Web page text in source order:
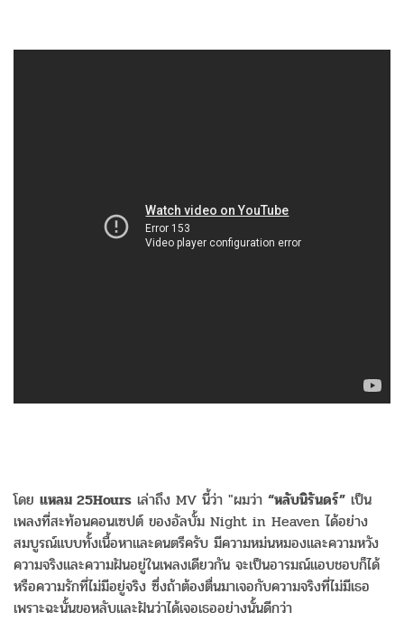
โดย แหลม 25Hours เล่าถึง MV นี้ว่า "ผมว่า “หลับนิรันดร์” เป็น
เพลงที่สะท้อนคอนเซปต์ ของอัลบั้ม Night in Heaven ได้อย่าง
สมบูรณ์แบบทั้งเนื้อหาและดนตรีครับ มีความหม่นหมองและความหวัง
ความจริงและความฝันอยู่ในเพลงเดียวกัน จะเป็นอารมณ์แอบชอบก็ได้
หรือความรักที่ไม่มีอยู่จริง ซึ่งถ้าต้องตื่นมาเจอกับความจริงที่ไม่มีเธอ
เพราะฉะนั้นขอหลับและฝันว่าได้เจอเธออย่างนั้นดีกว่า